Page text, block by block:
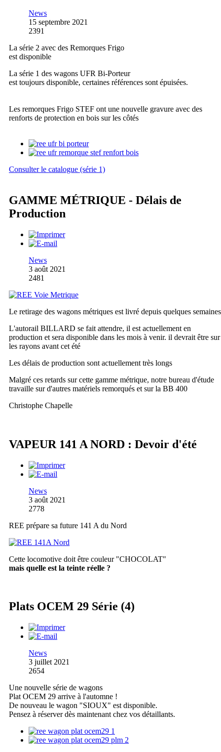
News
15 septembre 2021
2391
La série 2 avec des Remorques Frigo
est disponible
La série 1 des wagons UFR Bi-Porteur
est toujours disponible, certaines références sont épuisées.
Les remorques Frigo STEF ont une nouvelle gravure avec des
renforts de protection en bois sur les côtés
Consulter le catalogue (série 1)
GAMME MÉTRIQUE - Délais de
Production
News
3 août 2021
2481
Le retirage des wagons métriques est livré depuis quelques semaines
L'autorail BILLARD se fait attendre, il est actuellement en
production et sera disponible dans les mois à venir. il devrait être sur
les rayons avant cet été
Les délais de production sont actuellement très longs
Malgré ces retards sur cette gamme métrique, notre bureau d'étude
travaille sur d'autres matériels remorqués et sur la BB 400
Christophe Chapelle
VAPEUR 141 A NORD : Devoir d'été
News
3 août 2021
2778
REE prépare sa future 141 A du Nord
Cette locomotive doit être couleur "CHOCOLAT"
mais quelle est la teinte réelle ?
Plats OCEM 29 Série (4)
News
3 juillet 2021
2654
Une nouvelle série de wagons
Plat OCEM 29 arrive à l'automne !
De nouveau le wagon "SIOUX" est disponible.
Pensez à réserver dès maintenant chez vos détaillants.